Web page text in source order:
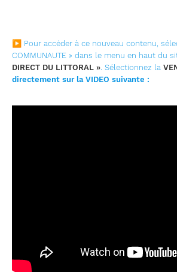
▶ Pour accéder à ce nouveau contenu,
COMMUNAUTE » dans le menu en haut du
DIRECT DU LITTORAL ». Sélectionnez la
directement sur la VIDEO suivante :